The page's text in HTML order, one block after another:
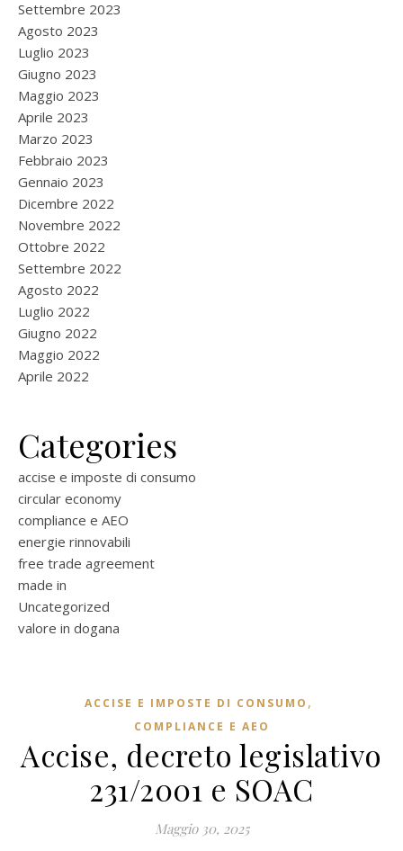
Settembre 2023
Agosto 2023
Luglio 2023
Giugno 2023
Maggio 2023
Aprile 2023
Marzo 2023
Febbraio 2023
Gennaio 2023
Dicembre 2022
Novembre 2022
Ottobre 2022
Settembre 2022
Agosto 2022
Luglio 2022
Giugno 2022
Maggio 2022
Aprile 2022
Categories
accise e imposte di consumo
circular economy
compliance e AEO
energie rinnovabili
free trade agreement
made in
Uncategorized
valore in dogana
ACCISE E IMPOSTE DI CONSUMO ,
COMPLIANCE E AEO
Accise, decreto legislativo
231/2001 e SOAC
Maggio 30, 2025